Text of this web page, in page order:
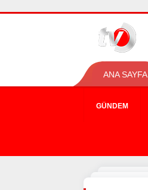
ANA SAYFA
GÜNDEM